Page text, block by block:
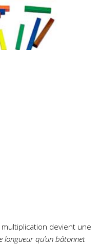
devient une
qu’un bâtonnet